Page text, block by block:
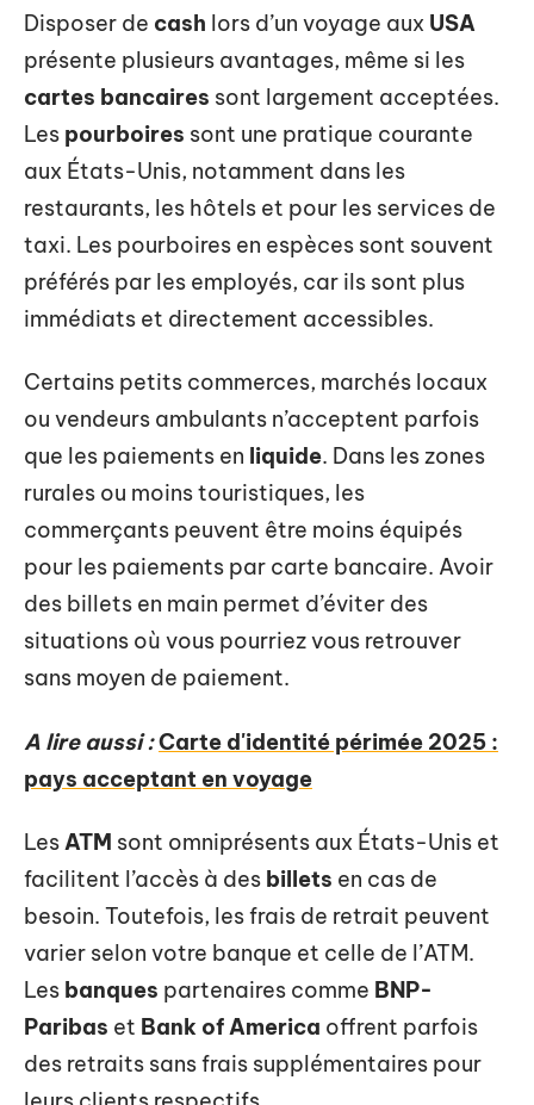
Disposer de cash lors d’un voyage aux USA
présente plusieurs avantages, même si les
cartes bancaires sont largement acceptées.
Les pourboires sont une pratique courante
aux États-Unis, notamment dans les
restaurants, les hôtels et pour les services de
taxi. Les pourboires en espèces sont souvent
préférés par les employés, car ils sont plus
immédiats et directement accessibles.
Certains petits commerces, marchés locaux
ou vendeurs ambulants n’acceptent parfois
que les paiements en liquide. Dans les zones
rurales ou moins touristiques, les
commerçants peuvent être moins équipés
pour les paiements par carte bancaire. Avoir
des billets en main permet d’éviter des
situations où vous pourriez vous retrouver
sans moyen de paiement.
A lire aussi :Carte d'identité périmée 2025 :
pays acceptant en voyage
LesATM sont omniprésents aux États-Unis et
facilitent l’accès à des billets en cas de
besoin. Toutefois, les frais de retrait peuvent
varier selon votre banque et celle de l’ATM.
Les banques partenaires comme BNP-
Paribas et Bank of America offrent parfois
des retraits sans frais supplémentaires pour